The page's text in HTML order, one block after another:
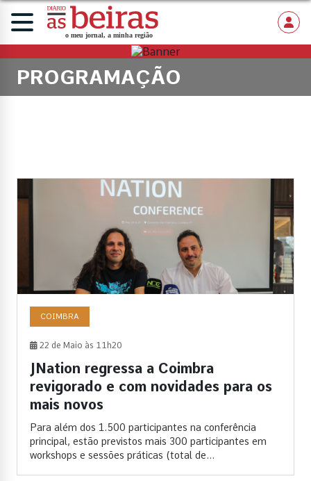
PROGRAMAÇÃO
COIMBRA
22 de Maio às 11h20
JNation regressa a Coimbra
revigorado e com novidades para os
mais novos
Para além dos 1.500 participantes na conferência
principal, estão previstos mais 300 participantes em
workshops e sessões práticas (total de...